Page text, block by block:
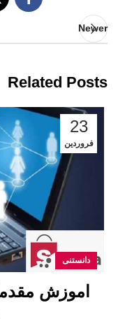
Newer
Related Posts
23
فروردین
دانستنی
اموزش